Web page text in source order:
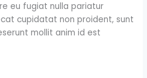
eu fugiat nulla pariatur
cupidatat non proident, sunt
mollit anim id est